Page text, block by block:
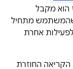
הוא מקבל
מתחיל
אחרת
החוזרת